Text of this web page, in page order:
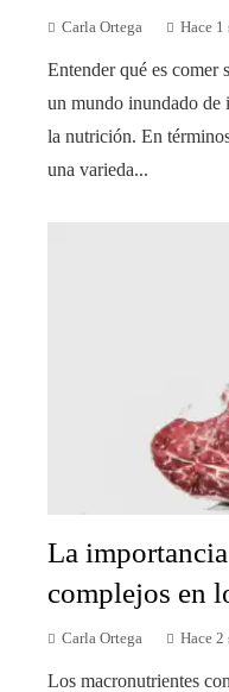
Carla Ortega Hace 1
Entender qué es comer
un mundo inundado de
la nutrición. En
una varieda...
La
complejos en
Carla Ortega Hace 2
Los macronutrientes